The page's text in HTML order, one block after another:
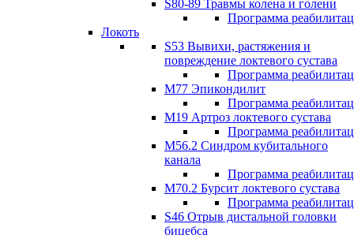
S80-89 Травмы колена и голени
Программа
Локоть
S53 Вывихи, растяжения и
повреждение локтевого сустава
Программа
М77 Эпикондилит
Программа
M19 Артроз локтевого сустава
Программа
М56.2 Синдром кубитального
канала
Программа
M70.2 Бурсит локтевого сустава
Программа
S46 Отрыв дистальной головки
бицебса